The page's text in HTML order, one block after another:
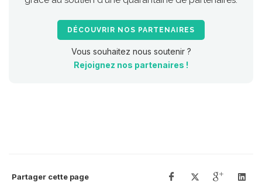
DÉCOUVRIR NOS PARTENAIRES
Vous souhaitez nous soutenir ?
Rejoignez nos partenaires !
Partager cette page